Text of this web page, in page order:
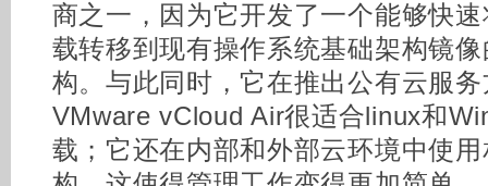
商之一，因为它开发了一个能够快
载转移到现有操作系统基础架构镜
构。与此同时，它在推出公有云服
VMware vCloud Air很适合linux和
载；它还在内部和外部云环境中使